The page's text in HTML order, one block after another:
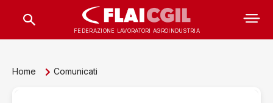
FEDERAZIONE LAVORATORI AGROINDUSTRIA
Home Comunicati